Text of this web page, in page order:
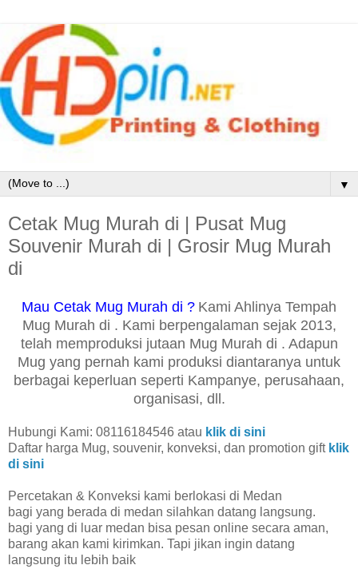
▼
Cetak Mug Murah di | Pusat Mug
Souvenir Murah di | Grosir Mug Murah
di
Mau Cetak Mug Murah di ? Kami Ahlinya Tempah
Mug Murah di . Kami berpengalaman sejak 2013,
telah memproduksi jutaan Mug Murah di . Adapun
Mug yang pernah kami produksi diantaranya untuk
berbagai keperluan seperti Kampanye, perusahaan,
organisasi, dll.
Hubungi Kami: 08116184546 atau klik di sini
Daftar harga Mug, souvenir, konveksi, dan promotion gift klik
di sini
Percetakan & Konveksi kami berlokasi di Medan
bagi yang berada di medan silahkan datang langsung.
bagi yang di luar medan bisa pesan online secara aman,
barang akan kami kirimkan. Tapi jikan ingin datang
langsung itu lebih baik